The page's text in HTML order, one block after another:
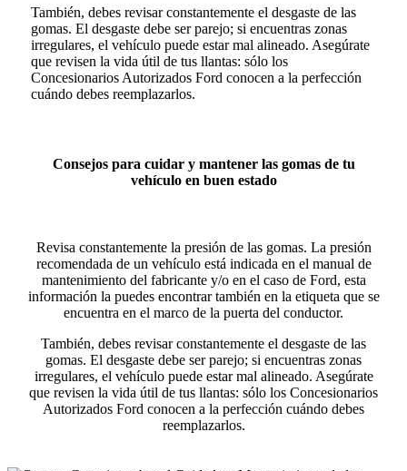
También, debes revisar constantemente el desgaste de las
gomas. El desgaste debe ser parejo; si encuentras zonas
irregulares, el vehículo puede estar mal alineado. Asegúrate
que revisen la vida útil de tus llantas: sólo los
Concesionarios Autorizados Ford conocen a la perfección
cuándo debes reemplazarlos.
Consejos para cuidar y mantener las gomas de tu
vehículo en buen estado
Revisa constantemente la presión de las gomas. La presión
recomendada de un vehículo está indicada en el manual de
mantenimiento del fabricante y/o en el caso de Ford, esta
información la puedes encontrar también en la etiqueta que se
encuentra en el marco de la puerta del conductor.
También, debes revisar constantemente el desgaste de las
gomas. El desgaste debe ser parejo; si encuentras zonas
irregulares, el vehículo puede estar mal alineado. Asegúrate
que revisen la vida útil de tus llantas: sólo los Concesionarios
Autorizados Ford conocen a la perfección cuándo debes
reemplazarlos.